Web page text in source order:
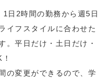
日2時間の勤務から週5日
イフスタイルに合わせた
。平日だけ・土日だけ・
の変更ができるので、学